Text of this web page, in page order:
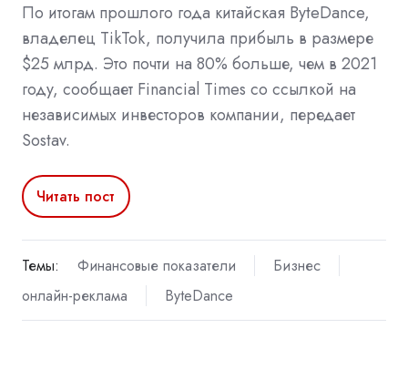
По итогам прошлого года китайская ByteDance,
владелец TikTok, получила прибыль в размере
$25 млрд. Это почти на 80% больше, чем в 2021
году, сообщает Financial Times со ссылкой на
независимых инвесторов компании, передает
Sostav.
Читать пост
Темы: Финансовые показатели
Бизнес
онлайн-реклама
ByteDance